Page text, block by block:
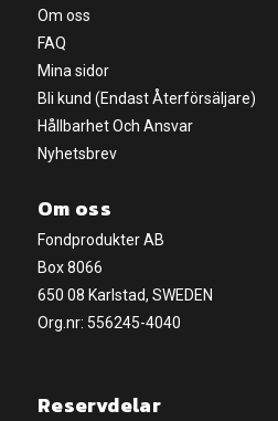
Om oss
FAQ
Mina sidor
Bli kund (Endast Återförsäljare)
Hållbarhet Och Ansvar
Nyhetsbrev
Om oss
Fondprodukter AB
Box 8066
650 08 Karlstad, SWEDEN
Org.nr: 556245-4040
Reservdelar